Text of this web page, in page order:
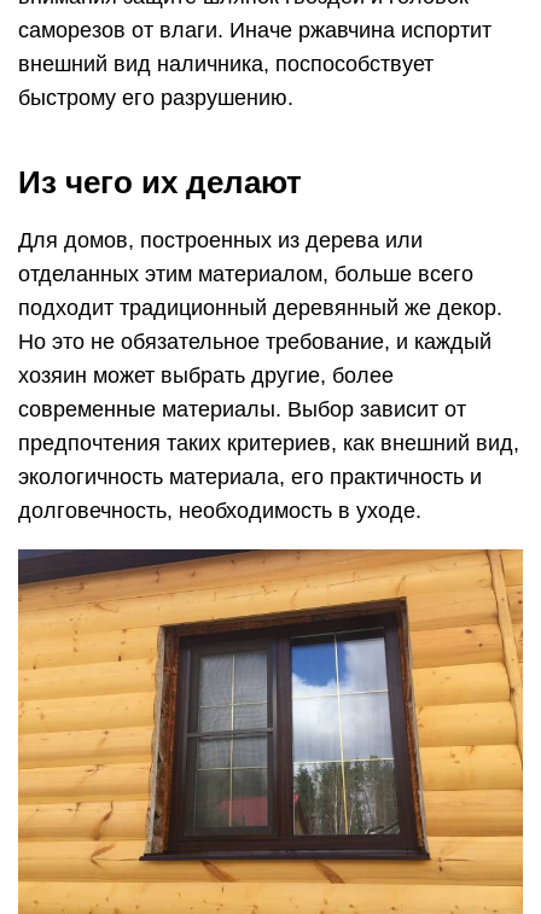
саморезов от влаги. Иначе ржавчина испортит
внешний вид наличника, поспособствует
быстрому его разрушению.
Из чего их делают
Для домов, построенных из дерева или
отделанных этим материалом, больше всего
подходит традиционный деревянный же декор.
Но это не обязательное требование, и каждый
хозяин может выбрать другие, более
современные материалы. Выбор зависит от
предпочтения таких критериев, как внешний вид,
экологичность материала, его практичность и
долговечность, необходимость в уходе.